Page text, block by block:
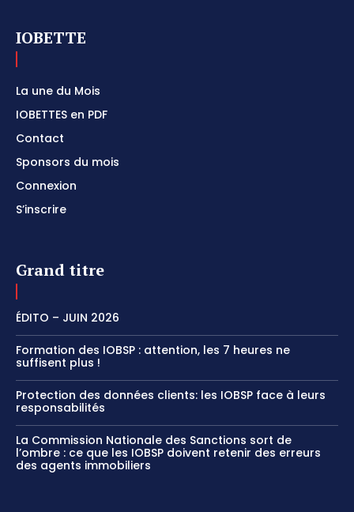
IOBETTE
La une du Mois
IOBETTES en PDF
Contact
Sponsors du mois
Connexion
S’inscrire
Grand titre
ÉDITO – JUIN 2026
Formation des IOBSP : attention, les 7 heures ne
suffisent plus !
Protection des données clients: les IOBSP face à leurs
responsabilités
La Commission Nationale des Sanctions sort de
l’ombre : ce que les IOBSP doivent retenir des erreurs
des agents immobiliers